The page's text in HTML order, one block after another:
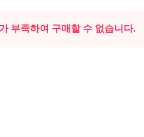
부족하여 구매할 수 없습니다.